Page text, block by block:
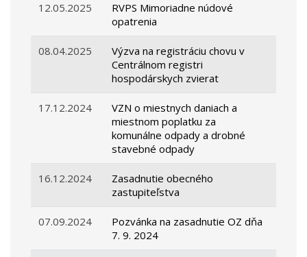
12.05.2025
RVPS Mimoriadne núdové
opatrenia
08.04.2025
Výzva na registráciu chovu v
Centrálnom registri
hospodárskych zvierat
17.12.2024
VZN o miestnych daniach a
miestnom poplatku za
komunálne odpady a drobné
stavebné odpady
16.12.2024
Zasadnutie obecného
zastupiteľstva
07.09.2024
Pozvánka na zasadnutie OZ dňa
7. 9. 2024